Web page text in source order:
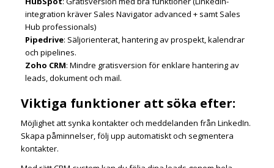
integration kräver Sales Navigator advanced + samt Sales
Hub professionals)
Pipedrive: Säljorienterat, hantering av prospekt, kalendrar
och pipelines.
Zoho CRM: Mindre gratisversion för enklare hantering av
leads, dokument och mail.
Viktiga funktioner att söka efter:
Möjlighet att synka kontakter och meddelanden från LinkedIn.
Skapa påminnelser, följ upp automatiskt och segmentera
kontakter.